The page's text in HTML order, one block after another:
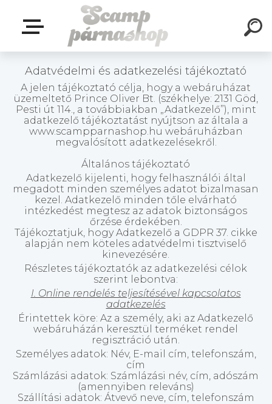
Adatvédelmi és adatkezelési tájékoztató
A jelen tájékoztató célja, hogy a webáruházat
üzemeltető Prince Oliver Bt. (székhelye: 2131 Göd,
Pesti út 114., a továbbiakban „Adatkezelő”), mint
adatkezelő tájékoztatást nyújtson az általa a
www.scampparnashop.hu webáruházban
megvalósított adatkezelésekről.
Általános tájékoztató
Adatkezelő kijelenti, hogy felhasználói által
megadott minden személyes adatot bizalmasan
kezel. Adatkezelő minden tőle elvárható
intézkedést megtesz az adatok biztonságos
őrzése érdekében.
Tájékoztatjuk, hogy Adatkezelő a GDPR 37. cikke
alapján nem köteles adatvédelmi tisztviselő
kinevezésére.
Részletes tájékoztatók az adatkezelési célok
szerint lebontva:
I. Online rendelés teljesítésével kapcsolatos
adatkezelés
Érintettek köre: Az a személy, aki az Adatkezelő
webáruházán keresztül terméket rendel
regisztráció után.
Személyes adatok: Név, E-mail cím, telefonszám,
cím
Számlázási adatok: Számlázási név, cím, adószám
(amennyiben releváns)
Szállítási adatok: Átvevő neve, cím, telefonszám